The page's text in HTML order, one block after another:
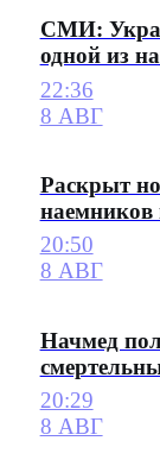
СМИ:
одной из
22:36
8 АВГ
Раскрыт
20:50
8 АВГ
Начмед
20:29
8 АВГ